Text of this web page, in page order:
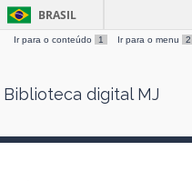
Skip
BRASIL
Ir para o conteúdo 1 Ir para o menu 2
Biblioteca digital MJ